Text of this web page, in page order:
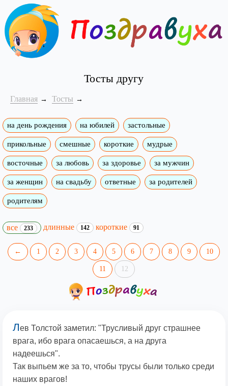
Тосты другу
Главная Тосты
на день рождения на юбилей застольные
прикольные смешные короткие мудрые
восточные за любовь за здоровье за мужчин
за женщин на свадьбу ответные за родителей
родителям
все 233 длинные 142 короткие 91
← 1 2 3 4 5 6 7 8 9 10
11 12
Лев Толстой заметил: "Трусливый друг страшнее
врага, ибо врага опасаешься, а на друга
надеешься".
Так выпьем же за то, чтобы трусы были только среди
наших врагов!